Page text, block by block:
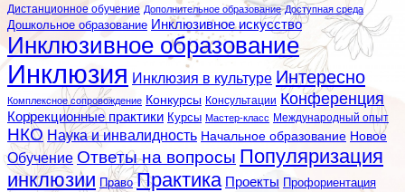
Дистанционное обучение Дополнительное образование Доступная среда
Дошкольное образование Инклюзивное искусство
Инклюзивное образование
Инклюзия Инклюзия в культуре Интересно
Комплексное сопровождение Конкурсы Консультации Конференция
Коррекционные практики Курсы Мастер-класс Международный опыт
НКО Наука и инвалидность Начальное образование Новое
Обучение Ответы на вопросы Популяризация
инклюзии Право Практика Проекты Профориентация